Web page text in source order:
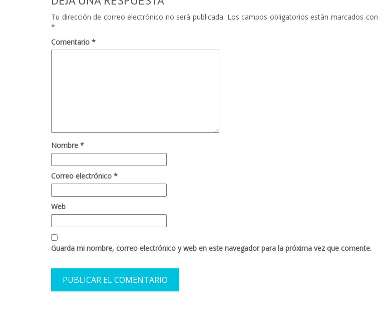
Tu dirección de correo electrónico no será publicada. Los campos obligatorios están marcados con
*
Comentario *
Nombre *
Correo electrónico *
Web
Guarda mi nombre, correo electrónico y web en este navegador para la próxima vez que comente.